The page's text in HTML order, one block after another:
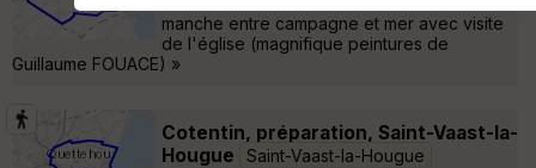
manche entre campagne et mer avec visite
de l'église (magnifique peintures de
Guillaume FOUACE) »
Cotentin, préparation, Saint-Vaast-la-
Hougue
Saint-Vaast-la-Hougue